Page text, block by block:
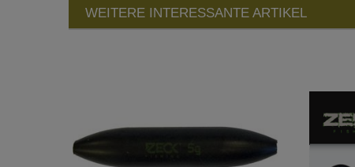
WEITERE INTERESSANTE ARTIKEL